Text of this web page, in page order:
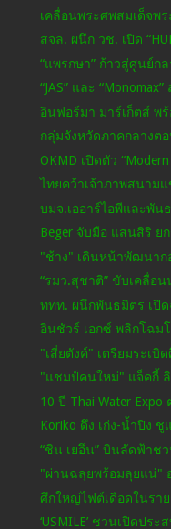
เคลื่อนพระศพสมเด็จพร
สจล. ผนึก วช. เปิด
“แพรกษา” ก้าวสู่ศูนย์ก
“JAS” และ
อินฟอร์มา มาร์เก็ตส์ พ
กลุ่มจังหวัดภาคกลางต
OKMD เปิดตัว
ไทยคว้าเจ้าภาพสนามแ
บมจ.เออาร์ไอพีและพัน
Beger จับมือ แสนสิริ ย
"ช้าง" เดินหน้าพัฒนาก
“รมว.สุชาติ” ขับเคลื่อ
ททท. ผนึกพันธมิตร เปิด
อินชัวร์ เอกซ์ พลิกโฉม
"เสี่ยตังค์" เตรียมระเบิ
"แชมป์คนใหม่" แจ็คกี้
10 ปี Thai Water
Koriko ดึง เก่ง-น้ำปิง ชู
“ชิน เยอึน” บินลัดฟ้าช
"ผ่านฉลุยพร้อมลุยแน่"
ศึกใหญ่ไฟต์เดือดในราย
‘USMILE’ ชวนเปิดปร